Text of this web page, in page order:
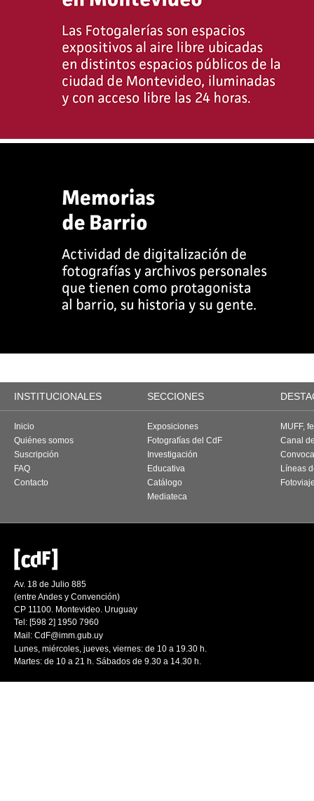
INSTITUCIONALES SECCIONES
Inicio
Quiénes somos
Suscripción
FAQ
Contacto
Exposiciones
Fotografías del CdF
Investigación
Educativa
Catálogo
Mediateca
MUFF,
Canal
Líneas
Av. 18 de Julio 885
(entre Andes y Convención)
CP 11100. Montevideo. Uruguay
Tel: [598 2] 1950 7960
Mail: CdF@imm.gub.uy
Lunes, miércoles, jueves, viernes: de 10 a 19.30 h.
Martes: de 10 a 21 h. Sábados de 9.30 a 14.30 h.